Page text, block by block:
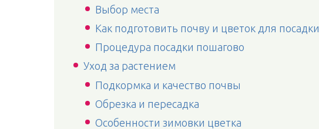
Выбор места
Как подготовить почву и цветок для посадки
Процедура посадки пошагово
Уход за растением
Подкормка и качество почвы
Обрезка и пересадка
Особенности зимовки цветка